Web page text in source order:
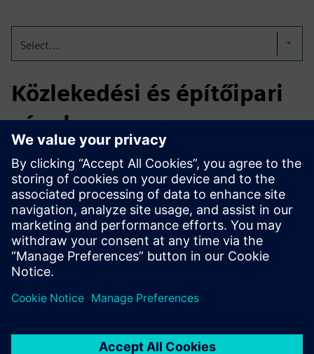
Select...
Közlekedési és építőipari
cégek
Az e-berendezések bevezetéséhez jelentős teljesítményű
(kW) egyenáramú töltők szükségesek. Gyakran a hálózati
kapcsolat túl kicsi, és a hálózati torlódás miatt nem
bővíthető. A BESS nappali töltése, valamint az e-teherautók
és még sok másikra történő feltöltése lehetővé teszi az
üzemeltetési modell használatát.